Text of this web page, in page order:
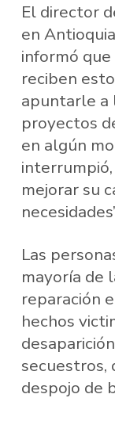
El director
en
informó que
reciben
apuntarle a
proyectos
en algún
mejorar su
Las
mayoría de
reparación
hechos
secuestros,
despojo de